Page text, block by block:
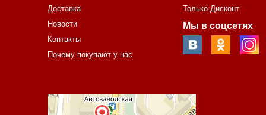
Доставка
Новости
Контакты
Почему покупают у нас
Только Дисконт
Мы в соцсетях